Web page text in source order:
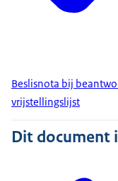
Beslisnota bij
vrijstellingslijst
Dit document